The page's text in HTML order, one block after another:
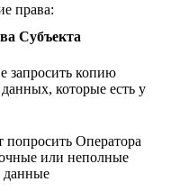
права:
Субъекта
запросить копию
которые есть у
попросить Оператора
или неполные
данные